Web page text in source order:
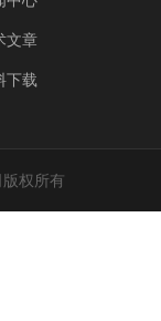
文章
下载
权所有